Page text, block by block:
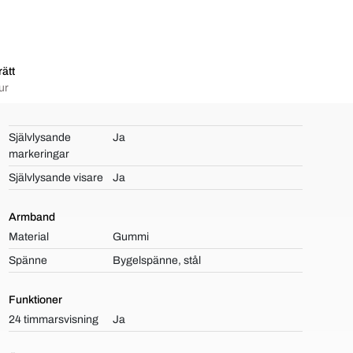
Självlysande
markeringar
Ja
Självlysande visare Ja
Armband
Material
Gummi
Spänne
Bygelspänne, stål
Funktioner
24 timmarsvisning
Ja